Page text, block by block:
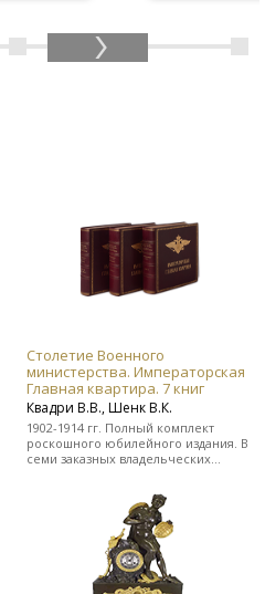
Столетие Военного
министерства. Императорская
Главная квартира. 7 книг
Квадри В.В., Шенк В.К.
1902-1914 гг. Полный комплект
роскошного юбилейного издания. В
семи заказных владельческих